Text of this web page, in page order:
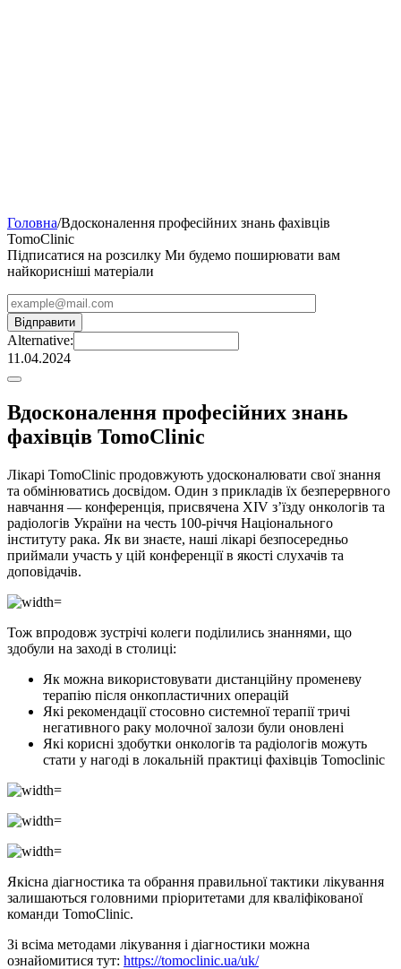
Головна/Вдосконалення професійних знань фахівців
TomoClinic
Підписатися на розсилку Ми будемо поширювати вам
найкорисніші матеріали
Alternative:
11.04.2024
Вдосконалення професійних знань
фахівців TomoClinic
Лікарі TomoClinic продовжують удосконалювати свої знання
та обмінюватись досвідом. Один з прикладів їх безперервного
навчання — конференція, присвячена ХIV з’їзду онкологів та
радіологів України на честь 100-річчя Національного
інституту рака. Як ви знаєте, наші лікарі безпосередньо
приймали участь у цій конференції в якості слухачів та
доповідачів.
Тож впродовж зустрічі колеги поділились знаннями, що
здобули на заході в столиці:
Як можна використовувати дистанційну променеву
терапію після онкопластичних операцій
Які рекомендації стосовно системної терапії тричі
негативного раку молочної залози були оновлені
Які корисні здобутки онкологів та радіологів можуть
стати у нагоді в локальній практиці фахівців Tomoclinic
Якісна діагностика та обрання правильної тактики лікування
залишаються головними пріоритетами для кваліфікованої
команди TomoClinic.
Зі всіма методами лікування і діагностики можна
ознайомитися тут: https://tomoclinic.ua/uk/